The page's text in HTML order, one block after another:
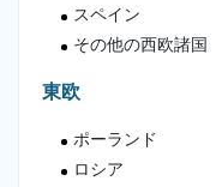
スペイン
その他の西欧諸国
東欧
ポーランド
ロシア